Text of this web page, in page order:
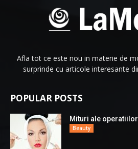
Afla tot ce este nou in materie de
surprinde cu articole interesante
POPULAR POSTS
Mituri ale
Beauty